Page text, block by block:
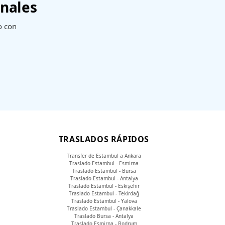
con
TRASLADOS RÁPIDOS
Transfer de Estambul a Ankara
Traslado Estambul - Esmirna
Traslado Estambul - Bursa
Traslado Estambul - Antalya
Traslado Estambul - Eskişehir
Traslado Estambul - Tekirdağ
Traslado Estambul - Yalova
Traslado Estambul - Çanakkale
Traslado Bursa - Antalya
Traslado Esmirna - Bodrum